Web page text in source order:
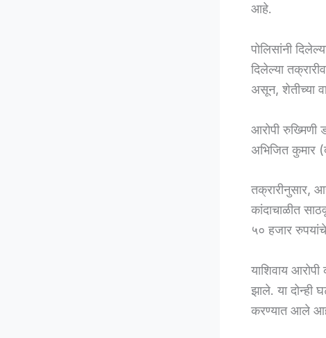
आहे.
पोलिसांनी
दिलेल्या
असून, शेतीच्या
आरोपी रुख्मिणी
अभिजित कुमार
तक्रारीनुसार,
कांदाचाळीत
५० हजार
याशिवाय
झाले. या
करण्यात आले